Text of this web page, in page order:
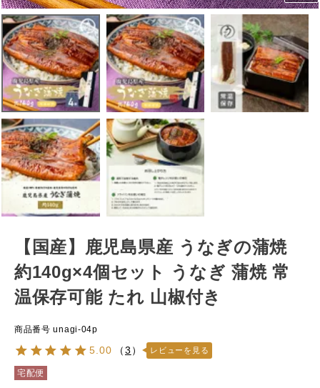
【国産】鹿児島県産 うなぎの蒲焼
約140g×4個セット うなぎ 蒲焼 常
温保存可能 たれ 山椒付き
商品番号 unagi-04p
5.00 （3 ） レビューを見る
宅配便